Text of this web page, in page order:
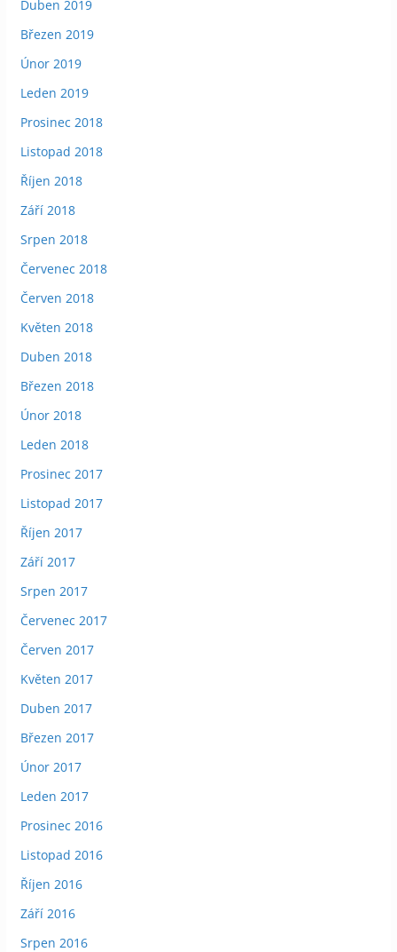
Duben 2019
Březen 2019
Únor 2019
Leden 2019
Prosinec 2018
Listopad 2018
Říjen 2018
Září 2018
Srpen 2018
Červenec 2018
Červen 2018
Květen 2018
Duben 2018
Březen 2018
Únor 2018
Leden 2018
Prosinec 2017
Listopad 2017
Říjen 2017
Září 2017
Srpen 2017
Červenec 2017
Červen 2017
Květen 2017
Duben 2017
Březen 2017
Únor 2017
Leden 2017
Prosinec 2016
Listopad 2016
Říjen 2016
Září 2016
Srpen 2016